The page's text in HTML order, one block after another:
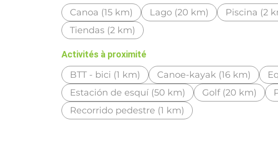
Canoa (15 km) Lago (20 km) Piscina (2
Tiendas (2 km)
Activités à proximité
BTT - bici (1 km) Canoe-kayak (16 km)
Estación de esquí (50 km)
Golf (20 km)
Recorrido pedestre (1 km)